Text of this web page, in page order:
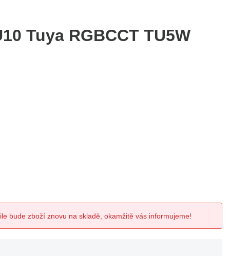
Tuya RGBCCT TU5W
bude zboží znovu na skladě, okamžitě vás informujeme!